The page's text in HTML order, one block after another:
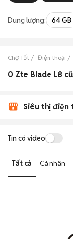
Dung lượng: 64 GB
Chợ Tốt Điện thoại
0 Zte Blade L8
Siêu thị điện
Tin có video
Tất cả Cá nhân